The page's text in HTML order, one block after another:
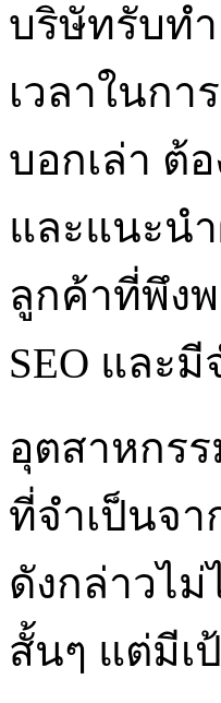
บริษัทรับท
เวลาในก
บอกเล่า ต้
และแนะน
ลูกค้าที่พึง
SEO และ
อุตสาหกร
ที่จำเป็นจ
ดังกล่าวไ
สั้นๆ แต่มีเ